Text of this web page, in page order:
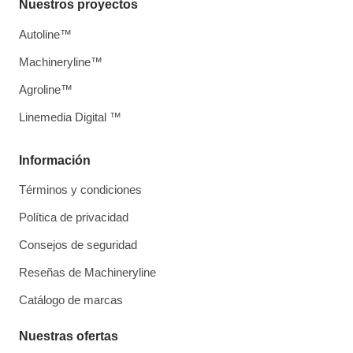
Información
Términos y condiciones
Política de privacidad
Consejos de seguridad
Reseñas de Machineryline
Catálogo de marcas
Nuestras ofertas
Nuestros proyectos
Autoline™
Machineryline™
Agroline™
Linemedia Digital ™